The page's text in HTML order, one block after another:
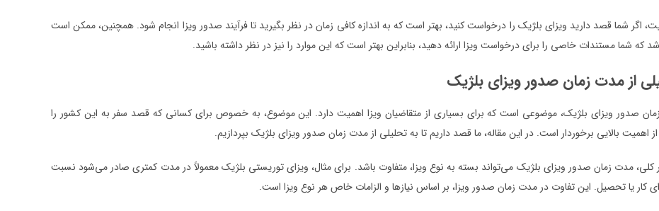
اگر شما قصد دارید ویزای بلژیک را درخواست کنید، بهتر است که به اندازه کافی زمان در نظر بگیرید تا فرآیند صدور ویزا انجام شود. همچنین، ممکن است
که شما مستندات خاصی را برای درخواست ویزا ارائه دهید، بنابراین بهتر است که این موارد را نیز در نظر داشته باشید.
از مدت زمان صدور ویزای بلژیک
صدور ویزای بلژیک، موضوعی است که برای بسیاری از متقاضیان ویزا اهمیت دارد. این موضوع، به خصوص برای کسانی که قصد سفر به این کشور را
از اهمیت بالایی برخوردار است. در این مقاله، ما قصد داریم تا به تحلیلی از مدت زمان صدور ویزای بلژیک بپردازیم.
کلی، مدت زمان صدور ویزای بلژیک می‌تواند بسته به نوع ویزا، متفاوت باشد. برای مثال، ویزای توریستی بلژیک معمولاً در مدت کمتری صادر می‌شود نسبت
کار یا تحصیل. این تفاوت در مدت زمان صدور ویزا، بر اساس نیازها و الزامات خاص هر نوع ویزا است.